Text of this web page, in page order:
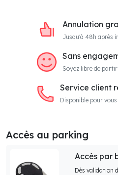
Annulation
Jusqu'à 48h après
Sans
Soyez libre de partir
Service client
Disponible pour
Accès au parking
Accès par
Dès validation